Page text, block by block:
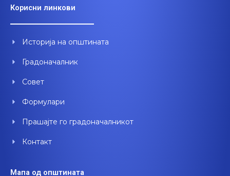
b
o
k
u
b
e
d
n
Корисни линкови
Историја на општината
Градоначалник
Совет
Формулари
Прашајте го градоначалникот
Контакт
Мапа од општината